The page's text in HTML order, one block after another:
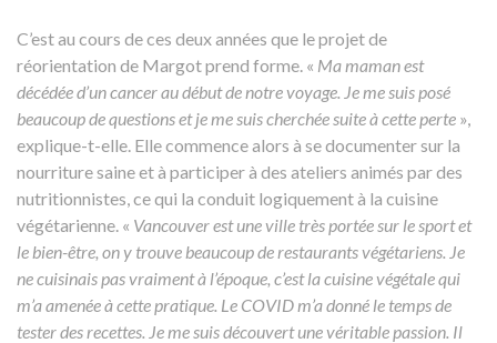
C’est au cours de ces deux années que le projet de
réorientation de Margot prend forme. « Ma maman est
décédée d’un cancer au début de notre voyage. Je me suis posé
beaucoup de questions et je me suis cherchée suite à cette perte »,
explique-t-elle. Elle commence alors à se documenter sur la
nourriture saine et à participer à des ateliers animés par des
nutritionnistes, ce qui la conduit logiquement à la cuisine
végétarienne. « Vancouver est une ville très portée sur le sport et
le bien-être, on y trouve beaucoup de restaurants végétariens. Je
ne cuisinais pas vraiment à l’époque, c’est la cuisine végétale qui
m’a amenée à cette pratique. Le COVID m’a donné le temps de
tester des recettes. Je me suis découvert une véritable passion. Il